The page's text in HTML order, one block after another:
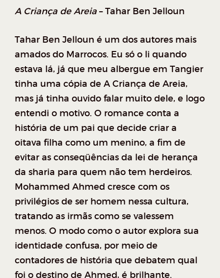
A Criança de Areia – Tahar Ben Jelloun
Tahar Ben Jelloun é um dos autores mais
amados do Marrocos. Eu só o li quando
estava lá, já que meu albergue em Tangier
tinha uma cópia de A Criança de Areia,
mas já tinha ouvido falar muito dele, e logo
entendi o motivo. O romance conta a
história de um pai que decide criar a
oitava filha como um menino, a fim de
evitar as conseqüências da lei de herança
da sharia para quem não tem herdeiros.
Mohammed Ahmed cresce com os
privilégios de ser homem nessa cultura,
tratando as irmãs como se valessem
menos. O modo como o autor explora sua
identidade confusa, por meio de
contadores de história que debatem qual
foi o destino de Ahmed, é brilhante.